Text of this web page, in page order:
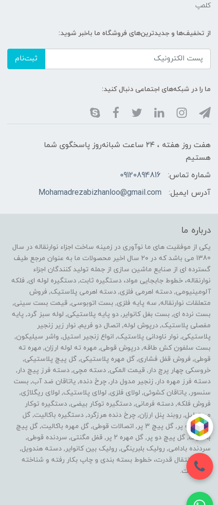
کلمپ
از تخفیف‌ها و جدیدترین‌های فروشگاه ما باخبر شوید:
ثبت‌نام
ما را در شبکه‌های اجتماعی دنبال کنید:
هفت روز هفته ، ۲۴ ساعت شبانه‌روز پاسخگوی شما
هستیم
شماره تماس:
09120894816
آدرس ایمیل:
Mohamadrezabizhanloo@gmail.com
درباره ما
یکی از موفقیت های ما نوآوری در زمینه ساخت اجزاء نوارنقاله در سال
1380 می باشد که در ۲۰ سال اخیر محصولات ما به عنوان مرجع طیف
گسترده ای از صنایع ماشین سازی از جمله تولید کنندگان اجزاء
نوارنقاله، خطوط جابجایی مواد، دستگیره ثابت, دستگیره لوله ای, فلکه
آلومینیومی, دسته اهرمی فلزی, دسته اهرمی پلاستیک, فروش
متعلقات نوارنقاله, سه پایه فلزی, بست اتوبوسی, قیمت بست سینی,
بست نرده ای, بست بغل کانوایر, دو پایه پلاستیکی, لوله سبز گرد, پایه
مفصلی پلاستیک, درپوش لوله, اتصال دو فریم, نوار زیر زنجیر
پلاستیکی, نوار ناودانی پلاستیک, انواع زنجیر استیل, واشر سیلیکون,
بست سلفون کش طاقه, درپوش قوطی, مهره ته لوله ارزان, مهره ته
قوطی, فروش قفل فشاری, گل مهره پلاستیکی, گل پیچ پلاستیکی,
خروسکی چهار پرچ دار, قیمت المکی, دسته مچی, دسته فرز پیچ دار,
دسته فرز مهره دار, زنجیر مدول دار, چرخ دنده, یاتاقان ضد آب, بست
سنسور, یاتاقان کشوئی, لولای فلزی, لولای پلاستیک, لولای ریگلاژی,
فروش فلکه, دسته فرمانی, دستگیره توکار بیضی, دستگیره توکار
مستطیل, روبند پنل ارزان, چرخ دنده هرزگرد, دستگیره باکالیت, گل
مهره سه پر, گل پیچ 3 پر, اتصالات قوطی, گل مهره باکالیت, گل پیچ
باکالیت, گل پیچ دو پر, گل مهره 2 پر, قفل مگنتی, سردنده قوطی,
سردنده بادامی, رولیک بلبرینگی, رولیک بین کانوایر, دسته هندویل,
خطوط انتقال قدرت، خطوط بسته بندی و چاپ بکار رفته و شناخته
شده است.